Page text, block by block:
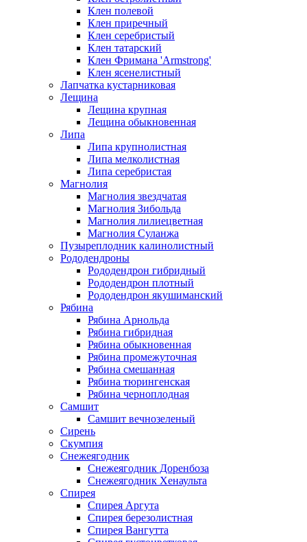
Клен полевой
Клен приречный
Клен серебристый
Клен татарский
Клен Фримана 'Armstrong'
Клен ясенелистный
Лапчатка кустарниковая
Лещина
Лещина крупная
Лещина обыкновенная
Липа
Липа крупнолистная
Липа мелколистная
Липа серебристая
Магнолия
Магнолия звездчатая
Магнолия Зибольда
Магнолия лилиецветная
Магнолия Суланжа
Пузыреплодник калинолистный
Рододендроны
Рододендрон гибридный
Рододендрон плотный
Рододендрон якушиманский
Рябина
Рябина Арнольда
Рябина гибридная
Рябина обыкновенная
Рябина промежуточная
Рябина смешанная
Рябина тюрингенская
Рябина черноплодная
Самшит
Cамшит вечнозеленый
Сирень
Скумпия
Снежеягодник
Снежеягодник Доренбоза
Снежеягодник Хенаульта
Спирея
Спирея Аргута
Спирея березолистная
Спирея Вангутта